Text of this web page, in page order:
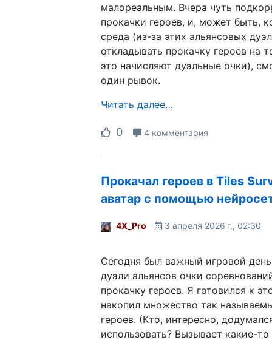
малореальным. Вчера чуть
прокачки героев, и, может быть,
среда (из-за этих альянсовых
откладывать прокачку героев на
это начисляют дуэльные очки),
один рывок.
Читать далее…
0 4 комментария
Прокачал героев в Tiles
аватар с помощью
4X_Pro 3 апреля 2026 г., 02:30
Сегодня был важный игровой
дуэли альянсов очки
прокачку героев. Я готовился к
накопил множество так
героев. (Кто, интересно,
использовать? Вызывает какие-